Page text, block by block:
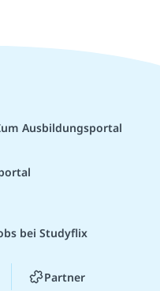
Ausbildungsportal
bei Studyflix
Partner